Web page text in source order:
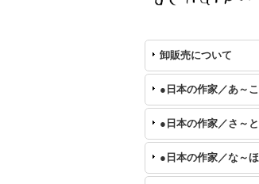
卸販売について
●日本の作家／あ～こ
●日本の作家／さ～と
●日本の作家／な～ほ